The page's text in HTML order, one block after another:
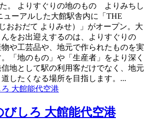
。 よりすぐりの地のもの よりみちし
ューアルした大館駅舎内に「THE
おおだて よりみせ）」がオープン。大
をお出迎えするのは、よりすぐりの
物や工芸品や、地元で作られたものを実
「地のもの」や「生産者」をより深く
地として駅の利用客だけでなく、地元
したくなる場所を目指します。...
しろ 大館能代空港